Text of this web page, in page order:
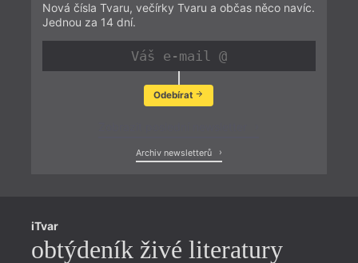
Nová čísla Tvaru, večírky Tvaru a občas něco navíc.
Jednou za 14 dní.
Odebírat
Archiv newsletterů
iTvar
obtýdeník živé literatury